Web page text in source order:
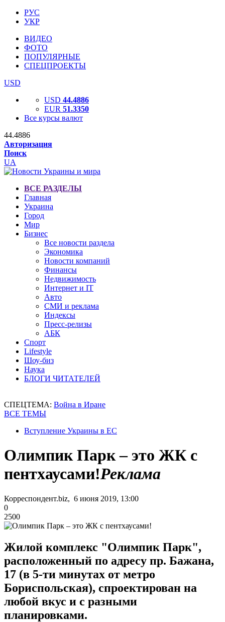
РУС
УКР
ВИДЕО
ФОТО
ПОПУЛЯРНЫЕ
СПЕЦПРОЕКТЫ
USD
USD 44.4886
EUR 51.3350
Все курсы валют
44.4886
Авторизация
Поиск
UA
ВСЕ РАЗДЕЛЫ
Главная
Украина
Город
Мир
Бизнес
Все новости раздела
Экономика
Новости компаний
Финансы
Недвижимость
Интернет и IT
Авто
СМИ и реклама
Индексы
Пресс-релизы
АБК
Спорт
Lifestyle
Шоу-биз
Наука
БЛОГИ ЧИТАТЕЛЕЙ
СПЕЦТЕМА: Война в Иране
ВСЕ ТЕМЫ
Вступление Украины в ЕС
Олимпик Парк – это ЖК с
пентхаусами!Реклама
Корреспондент.biz, 6 июня 2019, 13:00
0
2500
Жилой комплекс "Олимпик Парк",
расположенный по адресу пр. Бажана,
17 (в 5-ти минутах от метро
Бориспольская), спроектирован на
любой вкус и с разными
планировками.